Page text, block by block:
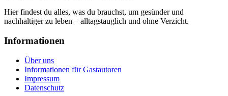
Hier findest du alles, was du brauchst, um gesünder und
nachhaltiger zu leben – alltagstauglich und ohne Verzicht.
Informationen
Über uns
Informationen für Gastautoren
Impressum
Datenschutz